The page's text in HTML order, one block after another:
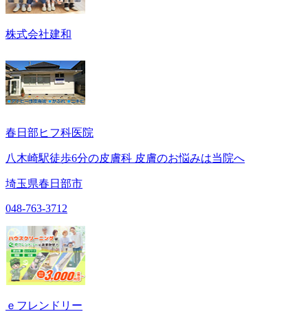
株式会社建和
春日部ヒフ科医院
八木崎駅徒歩6分の皮膚科 皮膚のお悩みは当院へ
埼玉県春日部市
048-763-3712
ｅフレンドリー